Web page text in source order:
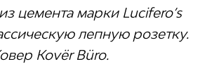
цемента марки Lucifero’s
лепную розетку.
Kovër Büro.